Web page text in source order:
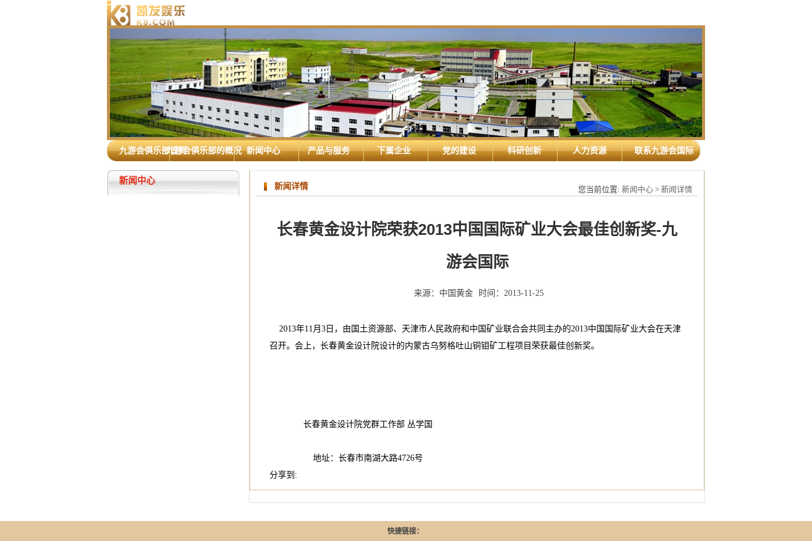
九游会俱乐部首页九游会俱乐部的概况 新闻中心 产品与服务 下属企业 党的建设 科研创新 人力资源 联系九游会国际
新闻中心
您当前位置: 新闻中心 > 新闻详情
新闻详情
长春黄金设计院荣获2013中国国际矿业大会最佳创新奖-九
游会国际
来源： 中国黄金 时间： 2013-11-25
2013年11月3日，由国土资源部、天津市人民政府和中国矿业联合会共同主办的2013中国国际矿业大会在天津
召开。会上，长春黄金设计院设计的内蒙古乌努格吐山铜钼矿工程项目荣获最佳创新奖。
长春黄金设计院党群工作部 丛学国
地址：长春市南湖大路4726号
分享到:
快捷链接：